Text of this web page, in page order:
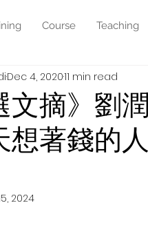
Course Teaching
文摘》劉
想著錢的
Dec 4, 202011 min read
2024